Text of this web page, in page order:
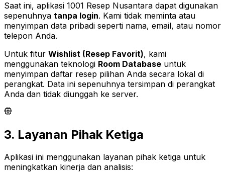
Saat ini, aplikasi 1001 Resep Nusantara dapat digunakan
sepenuhnya tanpa login. Kami tidak meminta atau
menyimpan data pribadi seperti nama, email, atau nomor
telepon Anda.
Untuk fitur Wishlist (Resep Favorit), kami
menggunakan teknologi Room Database untuk
menyimpan daftar resep pilihan Anda secara lokal di
perangkat. Data ini sepenuhnya tersimpan di perangkat
Anda dan tidak diunggah ke server.
3. Layanan Pihak Ketiga
Aplikasi ini menggunakan layanan pihak ketiga untuk
meningkatkan kinerja dan analisis: